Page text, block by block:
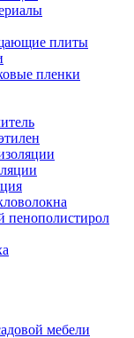
плиты
пленки
пенополистирол
мебели